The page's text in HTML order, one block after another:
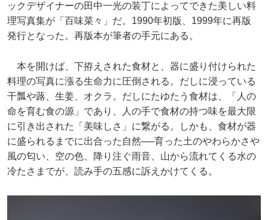
ックデザイナーの田中一光の装丁によってできた美しい料
理写真集が「百味菜々」だ。1990年初版、1999年に再版
発行となった。再版本が筆者の手元にある。
本を開けば、下拵えされた食材と、器に盛り付けられた
料理の写真に漲る生命力に圧倒される。だしに浸っている
干瓢や蕗、生姜、オクラ。だしにたゆたう食材は、「人の
命を育む食の源」であり、人の手で食材の持つ味を最大限
に引き出された「美味しさ」に繋がる。しかも、食材が器
に盛られるまでに出合った自然──育った土のやわらかさや
風の匂い、空の色、降り注ぐ雨音、山から流れてくる水の
冷たさまでが、読み手の五感に訴えかけてくる。